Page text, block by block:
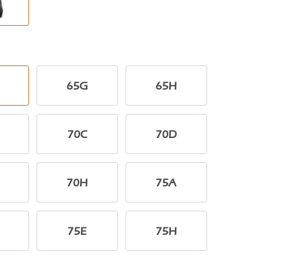
65G 65H
70C 70D
70H 75A
75E 75H